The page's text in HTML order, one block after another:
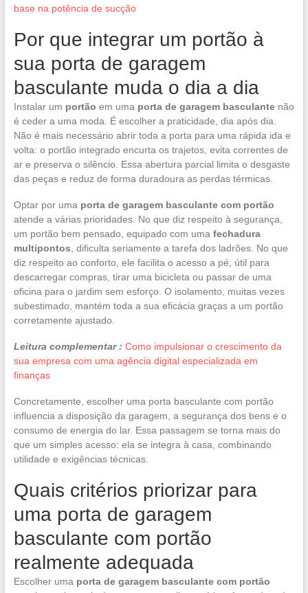
base na potência de sucção
Por que integrar um portão à
sua porta de garagem
basculante muda o dia a dia
Instalar um portão em uma porta de garagem basculantenão
é ceder a uma moda. É escolher a praticidade, dia após dia.
Não é mais necessário abrir toda a porta para uma rápida ida e
volta: o portão integrado encurta os trajetos, evita correntes de
ar e preserva o silêncio. Essa abertura parcial limita o desgaste
das peças e reduz de forma duradoura as perdas térmicas.
Optar por uma porta de garagem basculante com portão
atende a várias prioridades. No que diz respeito à segurança,
um portão bem pensado, equipado com uma fechadura
multipontos , dificulta seriamente a tarefa dos ladrões. No que
diz respeito ao conforto, ele facilita o acesso a pé, útil para
descarregar compras, tirar uma bicicleta ou passar de uma
oficina para o jardim sem esforço. O isolamento, muitas vezes
subestimado, mantém toda a sua eficácia graças a um portão
corretamente ajustado.
Leitura complementar : Como impulsionar o crescimento da
sua empresa com uma agência digital especializada em
finanças
Concretamente, escolher uma porta basculante com portão
influencia a disposição da garagem, a segurança dos bens e o
consumo de energia do lar. Essa passagem se torna mais do
que um simples acesso: ela se integra à casa, combinando
utilidade e exigências técnicas.
Quais critérios priorizar para
uma porta de garagem
basculante com portão
realmente adequada
Escolher uma porta de garagem basculante com portão